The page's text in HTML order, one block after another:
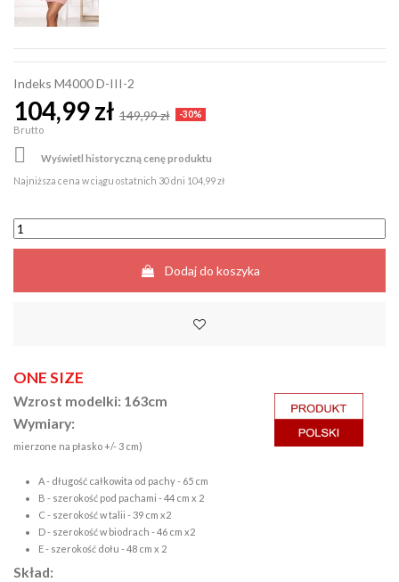
Indeks M4000 D-III-2
104,99 zł 149,99 zł -30%
Brutto

Wyświetl historyczną cenę produktu
Najniższa cena w ciągu ostatnich 30 dni 104,99 zł
Dodaj do koszyka
ONE SIZE
Wzrost modelki: 163cm
Wymiary:
mierzone na płasko +/- 3 cm)
A - długość całkowita od pachy - 65 cm
B - szerokość pod pachami - 44 cm x 2
C - szerokość w talii - 39 cm x2
D - szerokość w biodrach - 46 cm x2
E - szerokość dołu - 48 cm x 2
Skład: